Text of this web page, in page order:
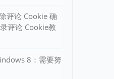
评论 Cookie 确
评论 Cookie教
8：需要努